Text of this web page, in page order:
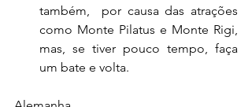
também,  por causa das atrações
como Monte Pilatus e Monte Rigi,
mas, se tiver pouco tempo, faça
um bate e volta.